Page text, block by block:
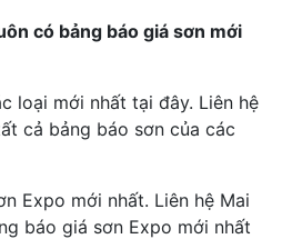
có bảng báo giá sơn mới
loại mới nhất tại đây. Liên hệ
cả bảng báo sơn của các
Expo mới nhất. Liên hệ Mai
báo giá sơn Expo mới nhất